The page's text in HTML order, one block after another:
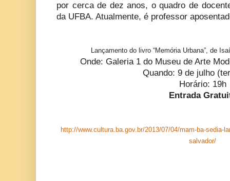
por cerca de dez anos, o quadro de
da UFBA. Atualmente, é professor
Lançamento do livro “Memória Urbana”, de
Onde: Galeria 1 do Museu de Arte
Quando: 9 de julho
Horário: 19h
Entrada
http://www.cultura.ba.gov.br/2013/07/04/mam-ba-sedia-
salvador/